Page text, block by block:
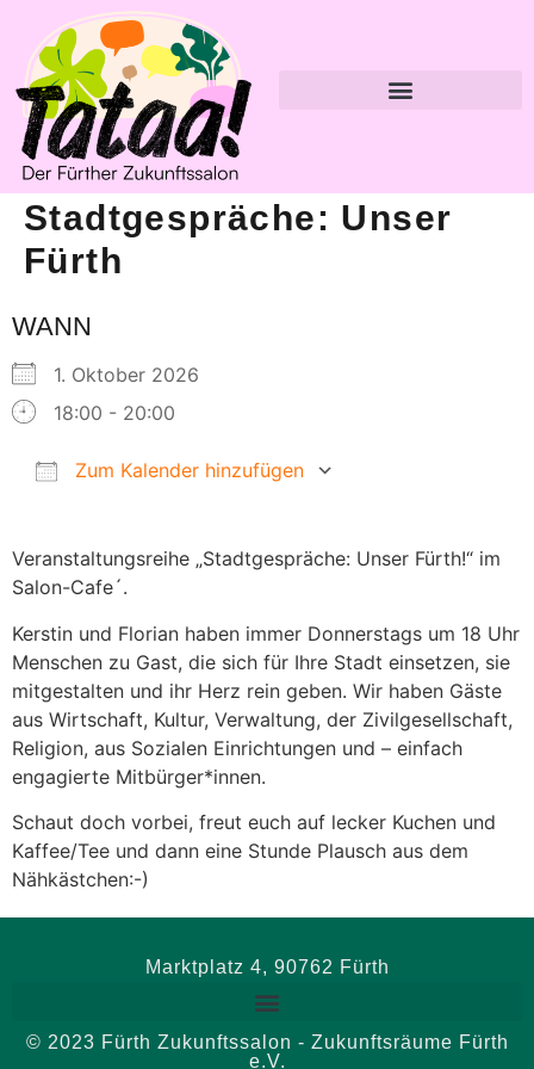
Stadtgespräche: Unser
Fürth
WANN
1. Oktober 2026
18:00 - 20:00
Zum Kalender hinzufügen
Veranstaltungsreihe „Stadtgespräche: Unser Fürth!“ im
Salon-Cafe´.
Kerstin und Florian haben immer Donnerstags um 18 Uhr
Menschen zu Gast, die sich für Ihre Stadt einsetzen, sie
mitgestalten und ihr Herz rein geben. Wir haben Gäste
aus Wirtschaft, Kultur, Verwaltung, der Zivilgesellschaft,
Religion, aus Sozialen Einrichtungen und – einfach
engagierte Mitbürger*innen.
Schaut doch vorbei, freut euch auf lecker Kuchen und
Kaffee/Tee und dann eine Stunde Plausch aus dem
Nähkästchen:-)
Marktplatz 4, 90762 Fürth
© 2023 Fürth Zukunftssalon - Zukunftsräume Fürth
e.V.